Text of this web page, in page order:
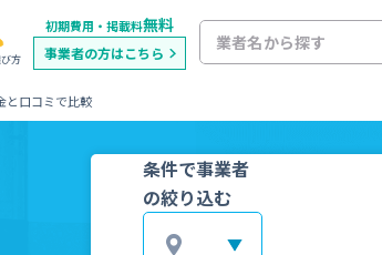
方
初期費用・掲載料無料
事業者の方はこちら
と口コミで比較
条件で事業者
の絞り込む